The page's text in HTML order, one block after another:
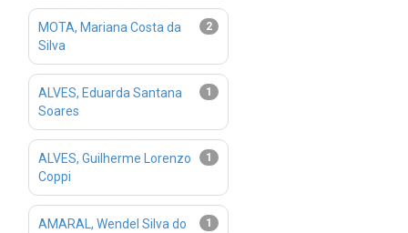
2
MOTA, Mariana Costa da
Silva
1
ALVES, Eduarda Santana
Soares
1
ALVES, Guilherme Lorenzo
Coppi
1
AMARAL, Wendel Silva do